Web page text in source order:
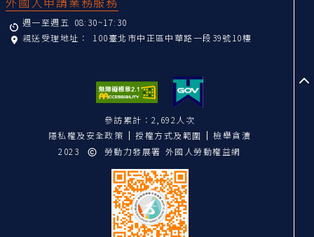
週一至週五 08:30~17:30
親送受理地址： 100臺北市中正區中華路一段39號10樓
參訪累計：2,692人次
隱私權及安全政策
授權方式及範圍
檢舉貪瀆
2023
勞動力發展署 外國人勞動權益網
至